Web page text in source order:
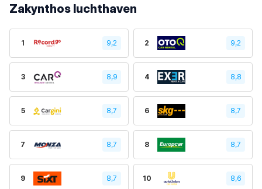
Zakynthos luchthaven
1 9,2 2 9,2
3 8,9 4 8,8
5 8,7 6 8,7
7 8,7 8 8,7
9 8,7 10 8,6